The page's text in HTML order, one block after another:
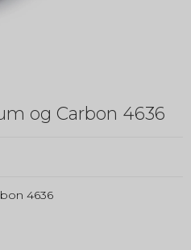
og Carbon 4636
4636